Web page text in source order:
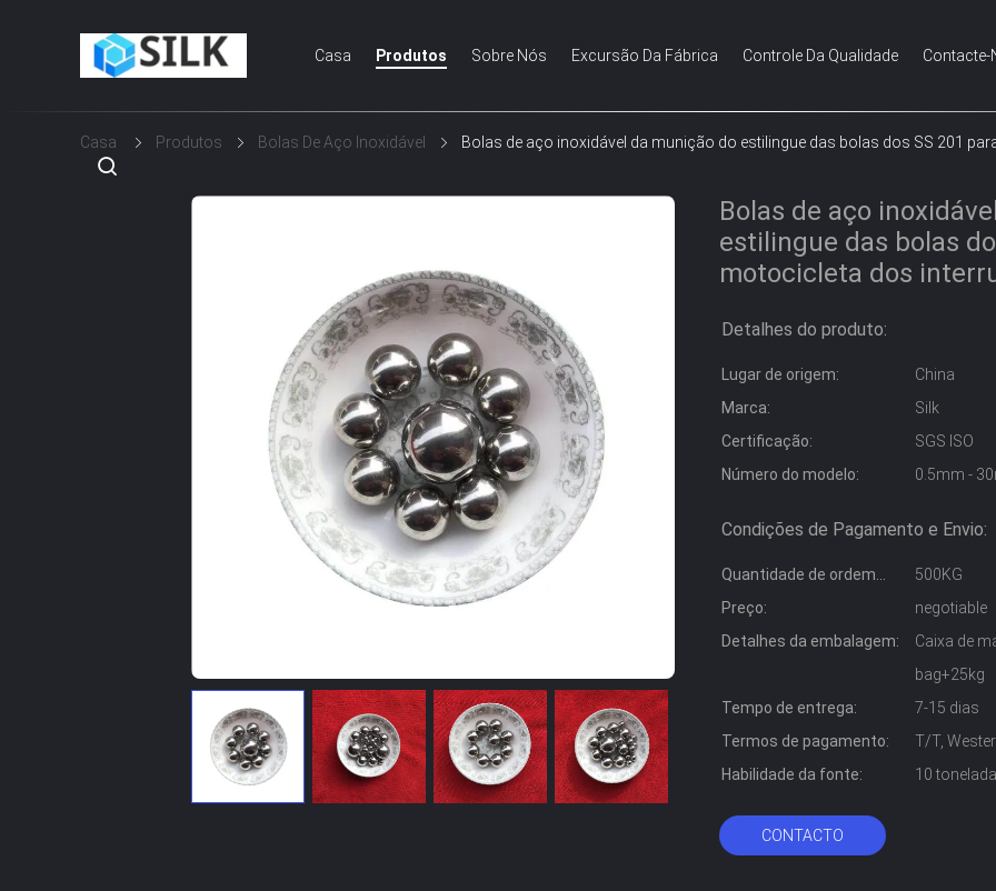
Casa Produtos Sobre Nós Excursão Da Fábrica Controle Da Qualidade Contacte-
Casa Produtos Bolas De Aço Inoxidável Bolas de aço inoxidável da munição do estilingue das bolas dos SS 201
Bolas de aço
estilingue das bolas
motocicleta dos
Detalhes do produto:
Lugar de origem:
China
Marca:
Silk
Certificação:
SGS ISO
Número do modelo:
0.5mm -
Condições de Pagamento e Envio:
Quantidade de ordem
mínima:
500KG
Preço:
negotiable
Detalhes da embalagem:
Caixa de
bag+25kg
Tempo de entrega:
7-15 dias
Termos de pagamento:
T/T,
Habilidade da fonte:
10
CONTACTO